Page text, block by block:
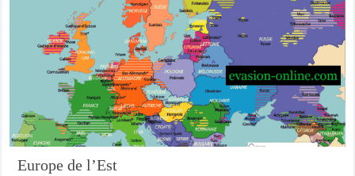
Europe de l’Est